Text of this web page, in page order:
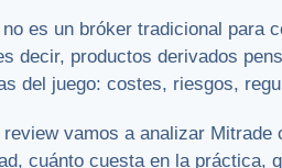
no es un bróker tradicional para
decir, productos derivados
del juego: costes, riesgos,
review vamos a analizar
cuánto cuesta en la práctica,